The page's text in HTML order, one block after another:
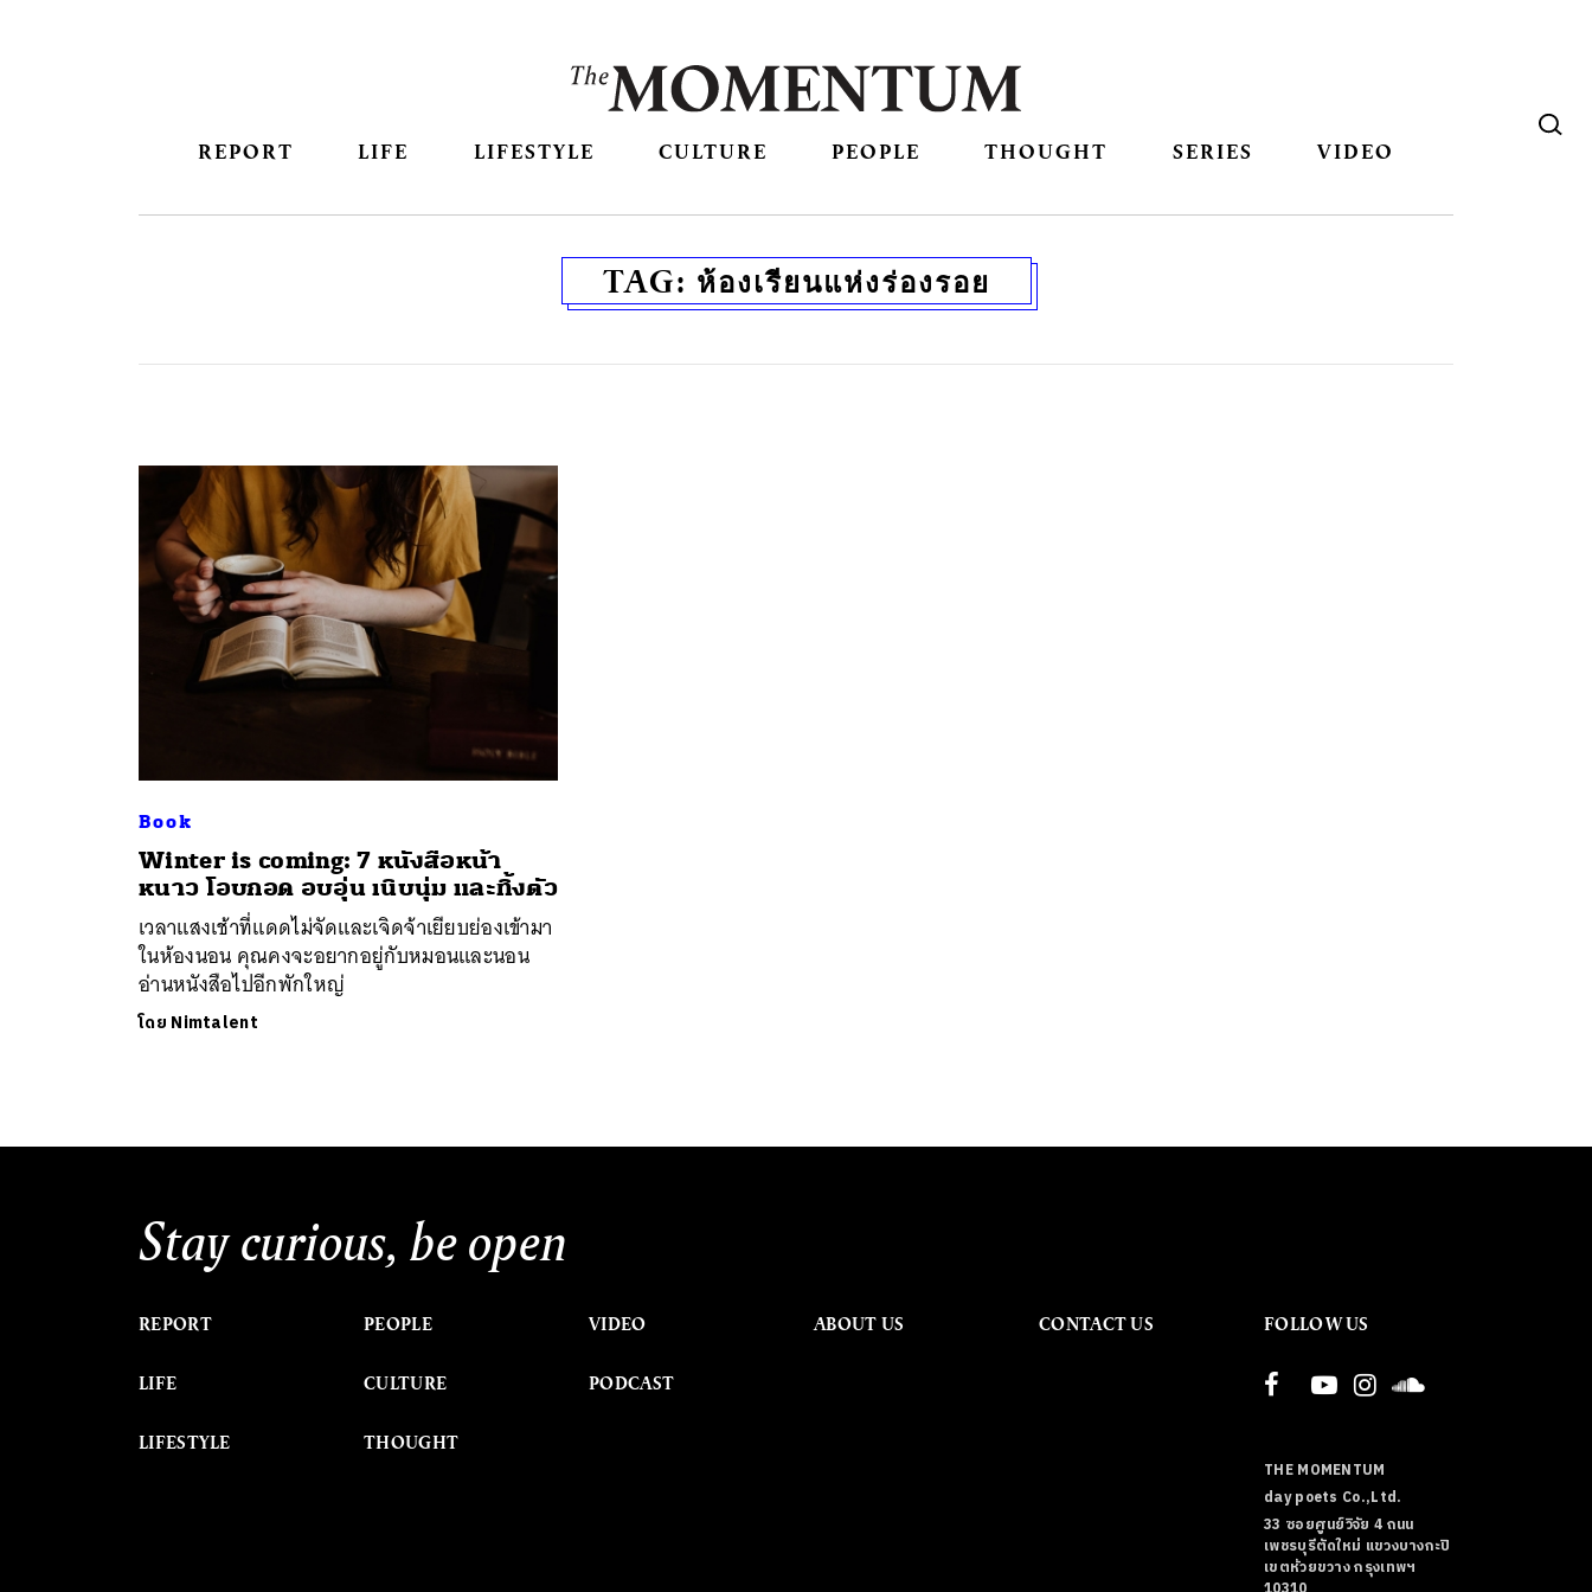
REPORT LIFE LIFESTYLE CULTURE PEOPLE THOUGHT SERIES VIDEO
TAG: ห้องเรียนแห่งร่องรอย
Book
Winter is coming: 7 หนังสือหน้า
หนาว โอบกอด อบอุ่น เนิบนุ่ม และทิ้งตัว
เวลาแสงเช้าที่แดดไม่จัดและเจิดจ้าเยียบย่องเข้ามา
ในห้องนอน คุณคงจะอยากอยู่กับหมอนและนอน
อ่านหนังสือไปอีกพักใหญ่
โดย Nimtalent
Stay curious, be open
REPORT
LIFE
LIFESTYLE
PEOPLE
CULTURE
THOUGHT
VIDEO
PODCAST
ABOUT US CONTACT US FOLLOW US
THE MOMENTUM
day poets Co.,Ltd.
33 ซอยศูนย์วิจัย 4 ถนน
เพชรบุรีตัดใหม่ แขวงบางกะปิ
เขตห้วยขวาง กรุงเทพฯ
ค้นหา